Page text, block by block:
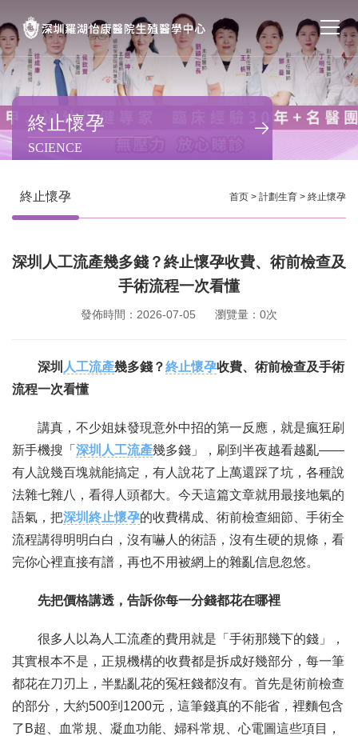
首页
私密處整形
不孕不育
特色门诊
聯繫我們
終止懷孕
SCIENCE
終止懷孕 首页 > 計劃生育 > 終止懷孕
深圳人工流產幾多錢？終止懷孕收費、術前檢查及
手術流程一次看懂
發佈時間：2026-07-05 瀏覽量：0次
深圳 人工流產幾多錢？終止懷孕收費、術前檢查及手術
流程一次看懂
講真，不少姐妹發現意外中招的第一反應，就是瘋狂刷
新手機搜「 深圳人工流產幾多錢」，刷到半夜越看越亂——
有人說幾百塊就能搞定，有人說花了上萬還踩了坑，各種說
法雜七雜八，看得人頭都大。今天這篇文章就用最接地氣的
語氣，把深圳終止懷孕的收費構成、術前檢查細節、手術全
流程講得明明白白，沒有嚇人的術語，沒有生硬的規條，看
完你心裡直接有譜，再也不用被網上的雜亂信息忽悠。
先把價格講透，告訴你每一分錢都花在哪裡
很多人以為人工流產的費用就是「手術那幾下的錢」，
其實根本不是，正規機構的收費都是拆成好幾部分，每一筆
都花在刀刃上，半點亂花的冤枉錢都沒有。首先是術前檢查
的部分，大約500到1200元，這筆錢真的不能省，裡麵包含
了B超、血常規、凝血功能、婦科常規、心電圖這些項目，